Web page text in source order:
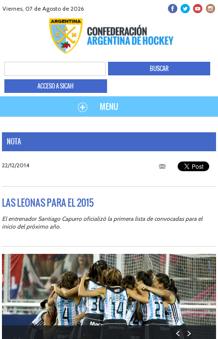
Viernes, 07 de Agosto de 2026
ACCESO A SICAH
MENU
NOTA
22/12/2014
LAS LEONAS PARA EL 2015
El entrenador Santiago Capurro oficializó la primera lista de convocadas para el
inicio del próximo año.